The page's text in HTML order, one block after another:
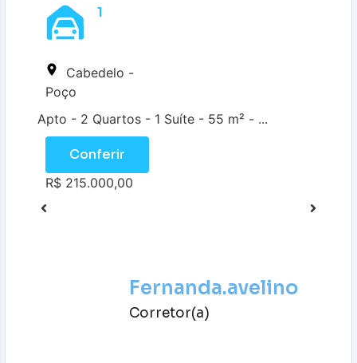
1
Cabedelo -
Poço
Apto - 2 Quartos - 1 Suíte - 55 m² - ...
Conferir
R$ 215.000,00
Fernanda.avelino
Corretor(a)